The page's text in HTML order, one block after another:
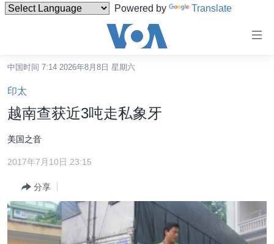
Powered by Translate
碍
链
接
跳
转
内
转
到
导
中国
台湾
港澳
国际
最新国际新闻
印太
分类新闻
经济·金融·贸易
美中关系
中国时间 7:14 2026年8月8日 星期六
印太
越南查获近3吨走私象牙
美国之音
2017年7月10日 23:15
分享